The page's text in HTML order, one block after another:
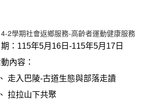
2學期社會返鄉服務-高齡者運動健康服務
： 115年5月16日 -115年5月17日
內容：
走入巴陵-古道生態與部落走讀
拉拉山下共聚